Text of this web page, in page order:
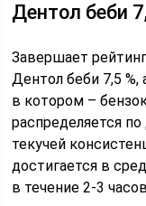
Дентол беби
Завершает
Дентол беби 7,5
в котором –
распределяется
текучей
достигается в
в течение 2-3